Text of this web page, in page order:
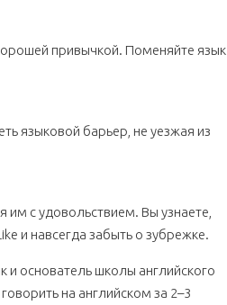
привычкой. Поменяйте язык
языковой барьер, не уезжая из
им с удовольствием. Вы узнаете,
и навсегда забыть о зубрежке.
и основатель школы английского
на английском за 2–3